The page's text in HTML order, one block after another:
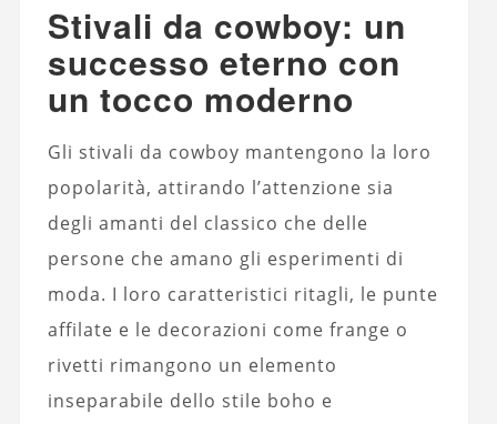
Stivali da cowboy: un
successo eterno con
un tocco moderno
Gli stivali da cowboy mantengono la loro
popolarità, attirando l’attenzione sia
degli amanti del classico che delle
persone che amano gli esperimenti di
moda. I loro caratteristici ritagli, le punte
affilate e le decorazioni come frange o
rivetti rimangono un elemento
inseparabile dello stile boho e